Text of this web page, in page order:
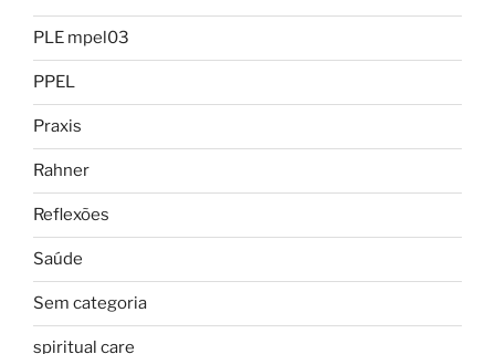
PLE mpel03
PPEL
Praxis
Rahner
Reflexões
Saúde
Sem categoria
spiritual care